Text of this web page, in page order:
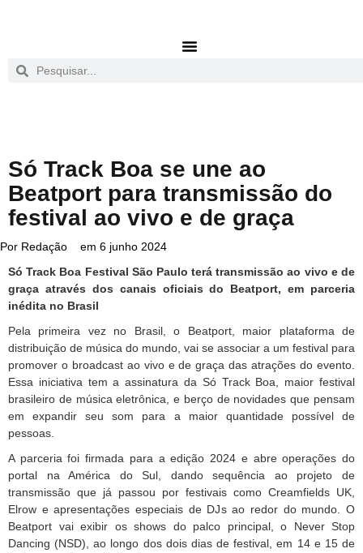
Só Track Boa se une ao
Beatport para transmissão do
festival ao vivo e de graça
Por Redação em 6 junho 2024
Só Track Boa Festival São Paulo terá transmissão ao vivo e de
graça através dos canais oficiais do Beatport, em parceria
inédita no Brasil
Pela primeira vez no Brasil, o Beatport, maior plataforma de
distribuição de música do mundo, vai se associar a um festival para
promover o broadcast ao vivo e de graça das atrações do evento.
Essa iniciativa tem a assinatura da Só Track Boa, maior festival
brasileiro de música eletrônica, e berço de novidades que pensam
em expandir seu som para a maior quantidade possível de
pessoas.
A parceria foi firmada para a edição 2024 e abre operações do
portal na América do Sul, dando sequência ao projeto de
transmissão que já passou por festivais como Creamfields UK,
Elrow e apresentações especiais de DJs ao redor do mundo. O
Beatport vai exibir os shows do palco principal, o Never Stop
Dancing (NSD), ao longo dos dois dias de festival, em 14 e 15 de